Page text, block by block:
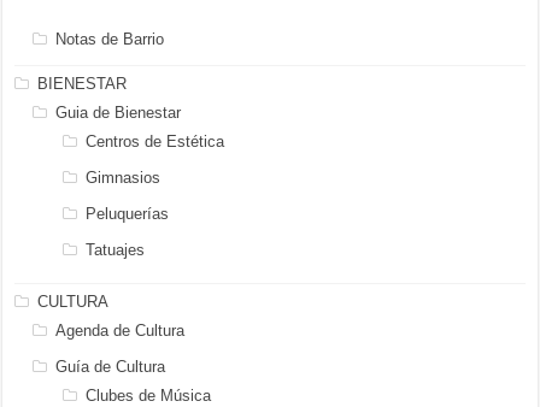
Notas de Barrio
BIENESTAR
Guia de Bienestar
Centros de Estética
Gimnasios
Peluquerías
Tatuajes
CULTURA
Agenda de Cultura
Guía de Cultura
Clubes de Música